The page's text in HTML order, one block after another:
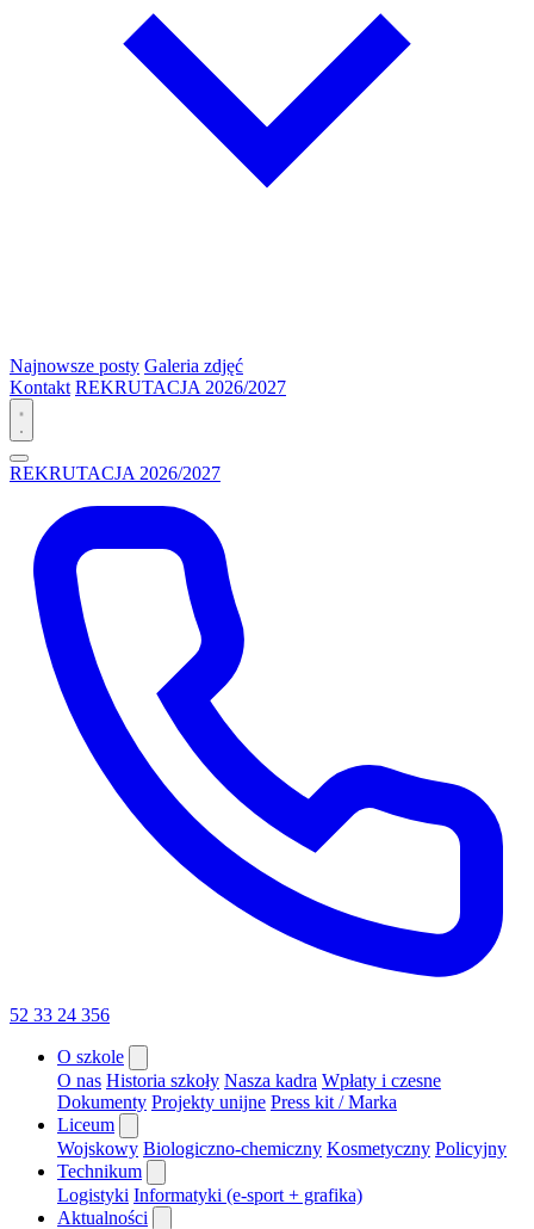
Najnowsze posty Galeria zdjęć
Kontakt REKRUTACJA 2026/2027
REKRUTACJA 2026/2027
52 33 24 356
O szkole
O nas Historia szkoły Nasza kadra Wpłaty i czesne
Dokumenty Projekty unijne Press kit / Marka
Liceum
Wojskowy Biologiczno-chemiczny Kosmetyczny Policyjny
Technikum
Logistyki Informatyki (e-sport + grafika)
Aktualności